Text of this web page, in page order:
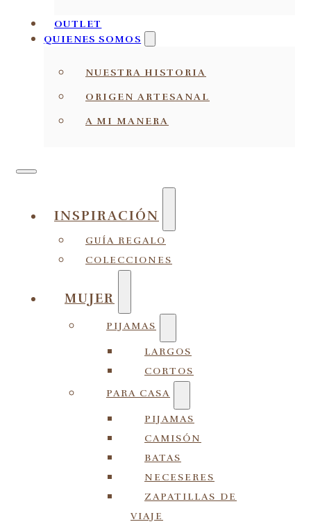
OUTLET
QUIENES SOMOS
NUESTRA HISTORIA
ORIGEN ARTESANAL
A MI MANERA
INSPIRACIÓN
GUÍA REGALO
COLECCIONES
MUJER
PIJAMAS
LARGOS
CORTOS
PARA CASA
PIJAMAS
CAMISÓN
BATAS
NECESERES
ZAPATILLAS DE
VIAJE